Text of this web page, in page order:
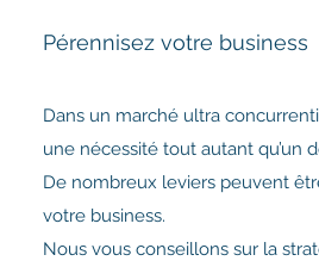
Pérennisez votre business
Dans un marché ultra
une nécessité tout autant qu’un
De nombreux leviers peuvent
votre business.
Nous vous conseillons sur la